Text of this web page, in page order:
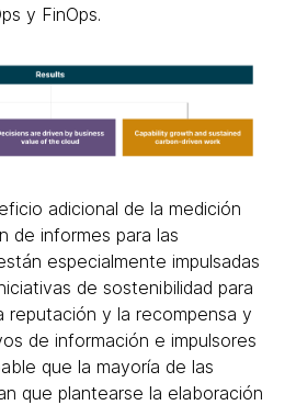
y FinOps.
adicional de la medición
de informes para las
especialmente impulsadas
de sostenibilidad para
reputación y la recompensa y
de información e impulsores
que la mayoría de las
que plantearse la elaboración